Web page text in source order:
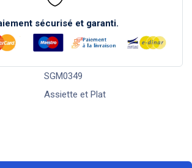
sécurisé et garanti.
SGM0349
Assiette et Plat